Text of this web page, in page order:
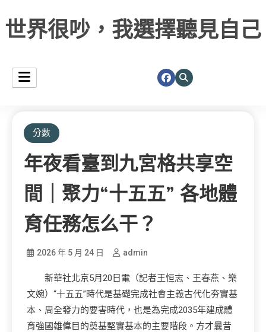
世界很吵，我選擇聽見自己
分數
年夜看臺到九宮格共享空
間｜聚力“十五五” 各地體
育任務怎么干？
2026 年 5 月 24 日 admin
新華社北京5月20日電（記者王恒志、王春燕、樂
文婉）“十五五”時代是基礎完成社會主義古代化夯實基
本、周全發力的要害時代，也是為完成2035年建成體
育強國雄偉目的奠基堅實基本的主要階段。方才曩昔